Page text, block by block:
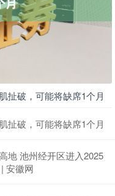
扯破，可能将缺席1个月
扯破，可能将缺席1个月
地 池州经开区进入2025
安徽网